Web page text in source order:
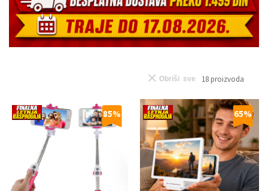
18 proizvoda
Obriši sve
85% 65%